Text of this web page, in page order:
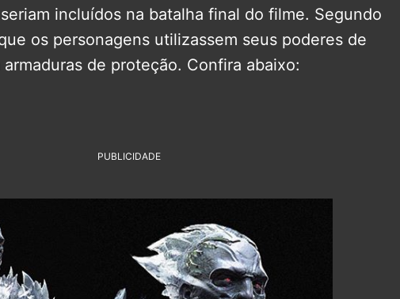
incluídos na batalha final do filme. Segundo
os personagens utilizassem seus poderes de
de proteção. Confira abaixo:
PUBLICIDADE